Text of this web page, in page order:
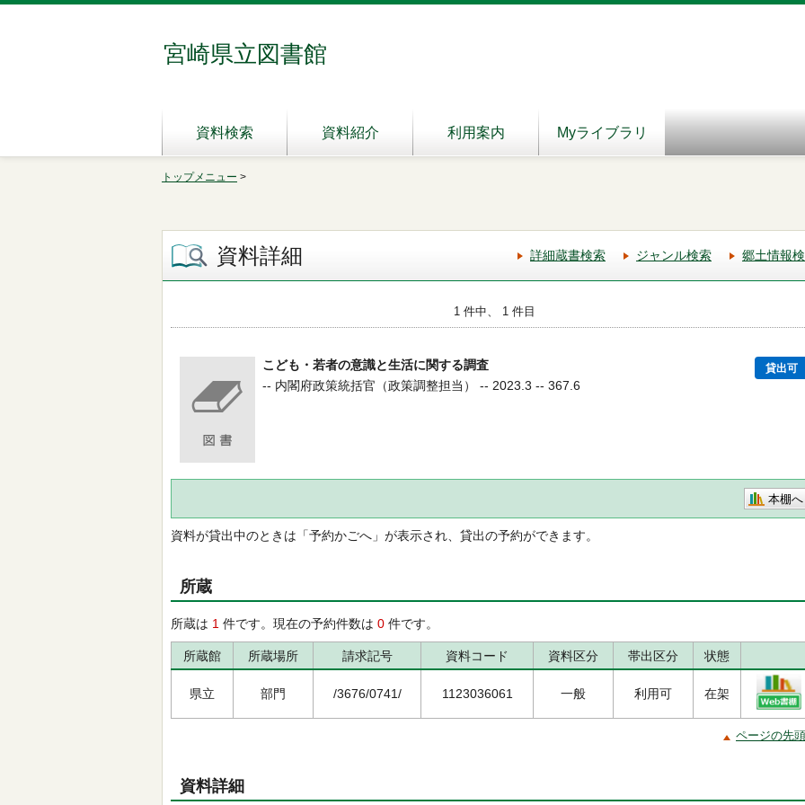
宮崎県立図書館
資料検索 資料紹介 利用案内 Myライブラリ
トップメニュー >
資料詳細 詳細蔵書検索 ジャンル検索 郷土情報
1 件中、 1 件目
こども・若者の意識と生活に関する調査 貸出可
-- 内閣府政策統括官（政策調整担当） -- 2023.3 -- 367.6
本棚へ
資料が貸出中のときは「予約かごへ」が表示され、貸出の予約ができます。
所蔵
所蔵は 1 件です。現在の予約件数は 0 件です。
所蔵館 所蔵場所 請求記号 資料コード 資料区分 帯出区分 状態
県立 部門 /3676/0741/ 1123036061 一般 利用可 在架
ページの先
資料詳細